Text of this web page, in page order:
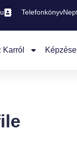
Telefonkönyv
Karról